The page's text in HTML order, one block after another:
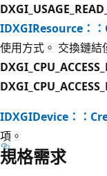
IDXGIResource：
使用方式。 交換鏈結
IDXGIDevice：：
項。
規格需求